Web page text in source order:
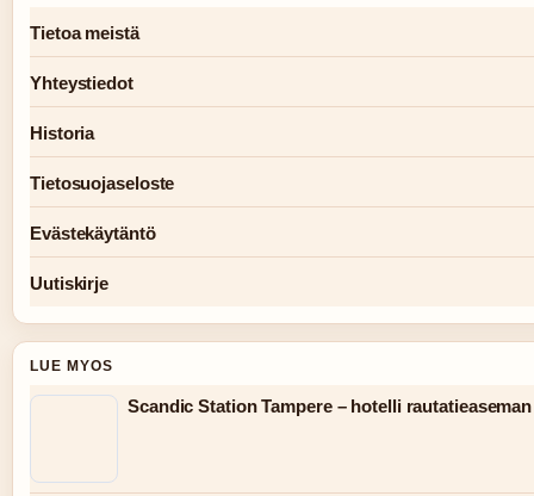
Tietoa meistä
Yhteystiedot
Historia
Tietosuojaseloste
Evästekäytäntö
Uutiskirje
LUE MYOS
Scandic Station Tampere – hotelli